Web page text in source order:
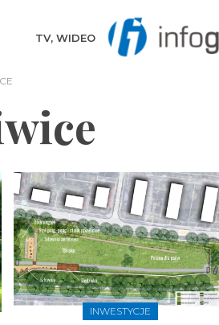
TV, WIDEO
INWESTYCJE